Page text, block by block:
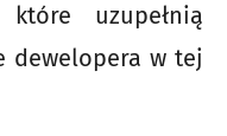
uzupełnią
dewelopera w tej